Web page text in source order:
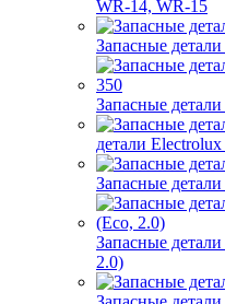
WR-14, WR-15
Запасные
Запасные
детали
Запасные
Запасные
2.0)